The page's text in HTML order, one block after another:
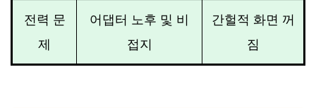
전력 문
제
어댑터 노후 및 비
접지
간헐적 화면 꺼
짐